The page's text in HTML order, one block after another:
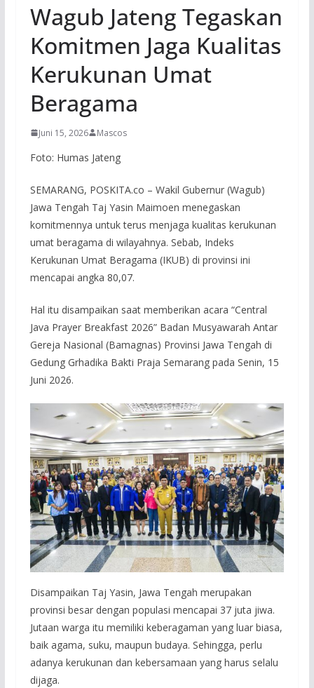
Wagub Jateng Tegaskan
Komitmen Jaga Kualitas
Kerukunan Umat
Beragama
Juni 15, 2026 Mascos
Foto: Humas Jateng
SEMARANG, POSKITA.co – Wakil Gubernur (Wagub)
Jawa Tengah Taj Yasin Maimoen menegaskan
komitmennya untuk terus menjaga kualitas kerukunan
umat beragama di wilayahnya. Sebab, Indeks
Kerukunan Umat Beragama (IKUB) di provinsi ini
mencapai angka 80,07.
Hal itu disampaikan saat memberikan acara “Central
Java Prayer Breakfast 2026” Badan Musyawarah Antar
Gereja Nasional (Bamagnas) Provinsi Jawa Tengah di
Gedung Grhadika Bakti Praja Semarang pada Senin, 15
Juni 2026.
Disampaikan Taj Yasin, Jawa Tengah merupakan
provinsi besar dengan populasi mencapai 37 juta jiwa.
Jutaan warga itu memiliki keberagaman yang luar biasa,
baik agama, suku, maupun budaya. Sehingga, perlu
adanya kerukunan dan kebersamaan yang harus selalu
dijaga.